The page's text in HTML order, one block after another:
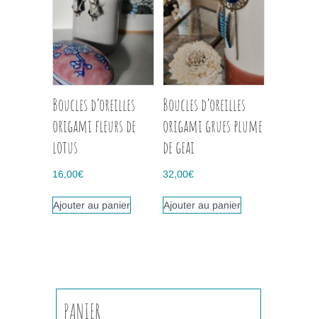
Boucles d’oreilles
origami fleurs de
lotus
16,00€
Ajouter au panier
Boucles d’oreilles
origami grues plume
de geai
32,00€
Ajouter au panier
PANIER